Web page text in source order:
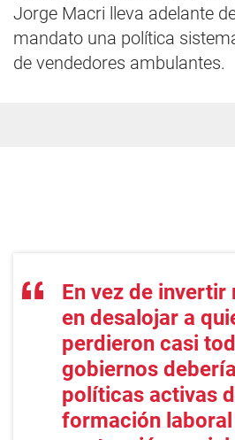
Jorge Macri lleva adelante
mandato una política
de vendedores ambulantes.
En vez de invertir
en desalojar a
perdieron casi
gobiernos
políticas activas
formación